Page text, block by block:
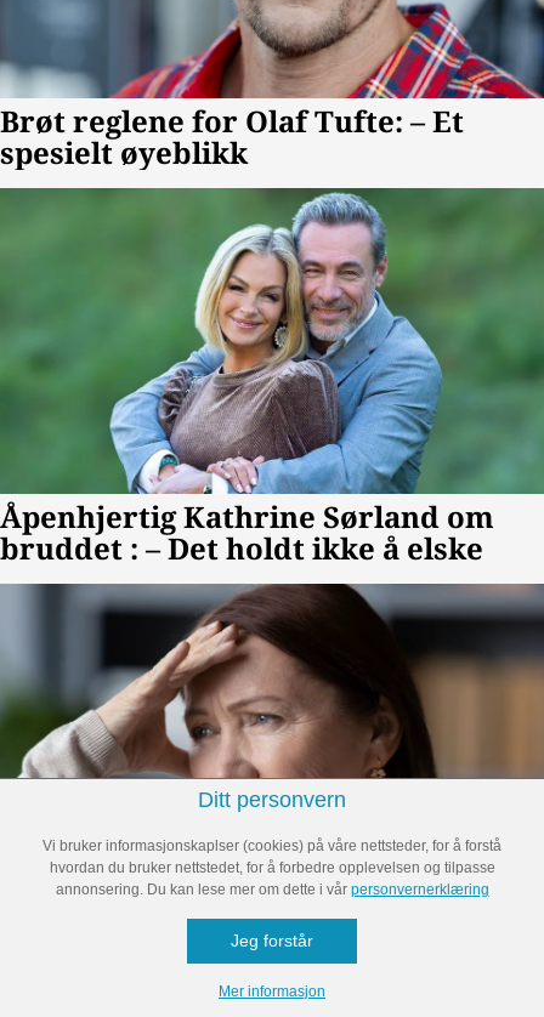
Ditt personvern
Vi bruker informasjonskaplser (cookies) på våre nettsteder, for å forstå
hvordan du bruker nettstedet, for å forbedre opplevelsen og tilpasse
annonsering. Du kan lese mer om dette i vår personvernerklæring
Jeg forstår
Mer informasjon